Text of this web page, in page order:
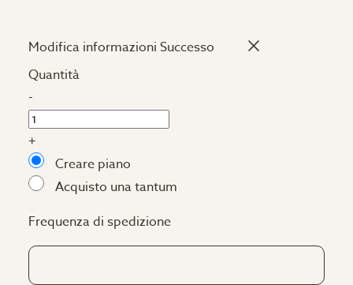
Modifica informazioni Successo
Quantità
-
+
Creare piano
Acquisto una tantum
Frequenza di spedizione